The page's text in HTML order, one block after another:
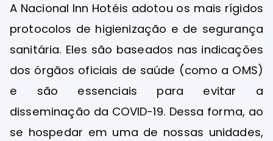
A Nacional Inn Hotéis adotou os mais rígidos
protocolos de higienização e de segurança
sanitária. Eles são baseados nas indicações
dos órgãos oficiais de saúde (como a OMS)
e são essenciais para evitar a
disseminação da COVID-19. Dessa forma, ao
se hospedar em uma de nossas unidades,